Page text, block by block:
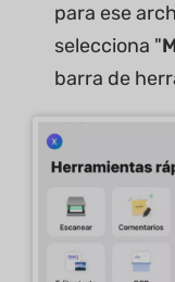
para ese
selecciona "
barra de